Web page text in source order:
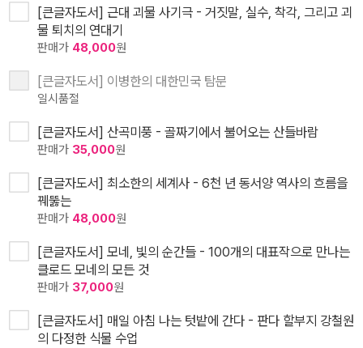
[큰글자도서] 근대 괴물 사기극 - 거짓말, 실수, 착각, 그리고 괴
물 퇴치의 연대기
판매가 48,000원
[큰글자도서] 이병한의 대한민국 탐문
일시품절
[큰글자도서] 산곡미풍 - 골짜기에서 불어오는 산들바람
판매가 35,000원
[큰글자도서] 최소한의 세계사 - 6천 년 동서양 역사의 흐름을
꿰뚫는
판매가 48,000원
[큰글자도서] 모네, 빛의 순간들 - 100개의 대표작으로 만나는
클로드 모네의 모든 것
판매가 37,000원
[큰글자도서] 매일 아침 나는 텃밭에 간다 - 판다 할부지 강철원
의 다정한 식물 수업